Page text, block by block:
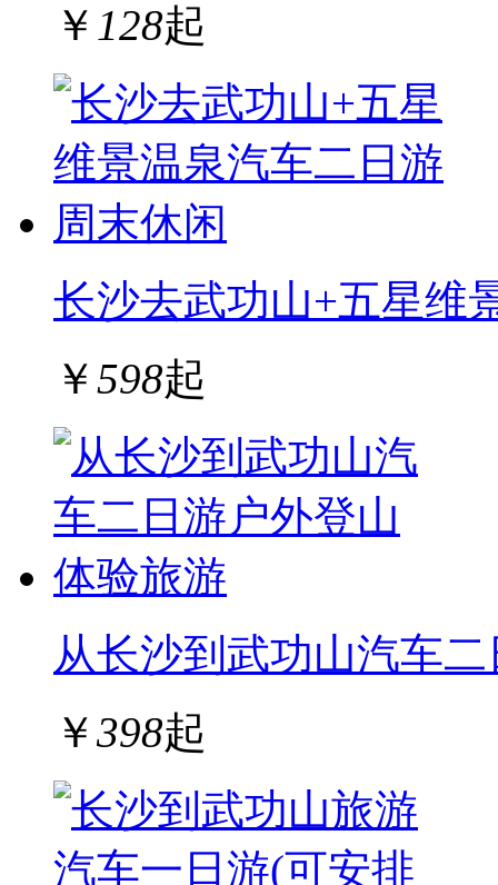
￥ 128起
长沙去武功山+五星维
￥598起
从长沙到武功山汽车
￥398起